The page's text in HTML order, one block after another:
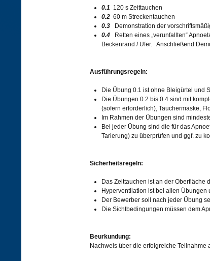
0.1 120 s Zeittauchen
0.260 m Streckentauchen
0.3Demonstration der
0.4Retten eines „verunfallten“
Beckenrand / Ufer. Anschließend
Ausführungsregeln:
Die Übung 0.1 ist ohne Bleigürtel und
Die Übungen 0.2 bis 0.4 sind mit
(sofern erforderlich), Tauchermaske,
Im Rahmen der Übungen sind
Bei jeder Übung sind die für das
Tarierung) zu überprüfen und ggf. zu
Sicherheitsregeln:
Das Zeittauchen ist an der Oberfläche
Hyperventilation ist bei allen Übungen
Der Bewerber soll nach jeder Übung
Die Sichtbedingungen müssen dem
Beurkundung:
Nachweis über die erfolgreiche Teilnahme